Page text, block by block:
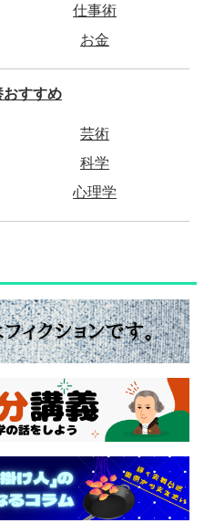
仕事術
お金
おすすめ
芸術
科学
心理学